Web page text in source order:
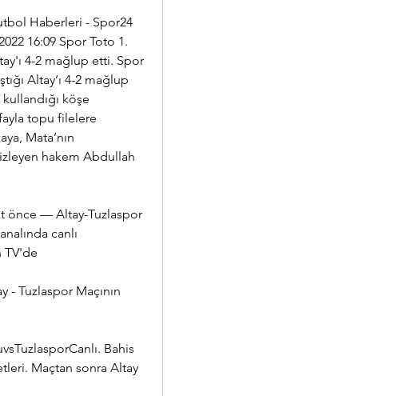
Haberleri - Spor24
16:09 Spor Toto 1.
4-2 mağlup etti. Spor
Altay’ı 4-2 mağlup
köşe
topu filelere
Mata’nın
izleyen hakem Abdullah
önce — Altay-Tuzlaspor
canlı
TV'de
- Tuzlaspor Maçının
Bahis
Maçtan sonra Altay